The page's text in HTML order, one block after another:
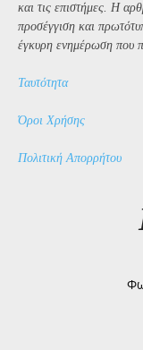
και τις επιστήμες. Η
προσέγγιση και
έγκυρη ενημέρωση που
Ταυτότητα
Όροι Χρήσης
Πολιτική Απορρήτου